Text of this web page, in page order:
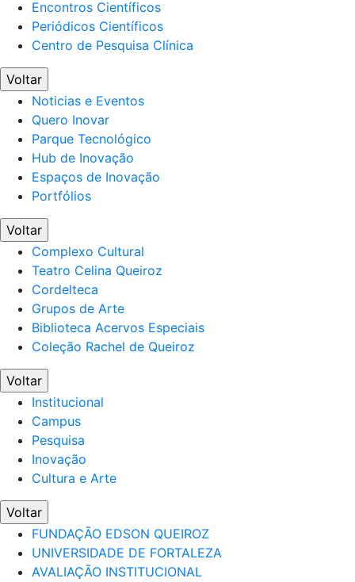
Encontros Científicos
Periódicos Científicos
Centro de Pesquisa Clínica
Voltar
Noticias e Eventos
Quero Inovar
Parque Tecnológico
Hub de Inovação
Espaços de Inovação
Portfólios
Voltar
Complexo Cultural
Teatro Celina Queiroz
Cordelteca
Grupos de Arte
Biblioteca Acervos Especiais
Coleção Rachel de Queiroz
Voltar
Institucional
Campus
Pesquisa
Inovação
Cultura e Arte
Voltar
FUNDAÇÃO EDSON QUEIROZ
UNIVERSIDADE DE FORTALEZA
AVALIAÇÃO INSTITUCIONAL